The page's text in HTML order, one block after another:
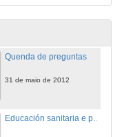
31 de maio de 2012
Quenda de preguntas
31 de maio de 2012
Educación sanitaria e prevención de osteoporose